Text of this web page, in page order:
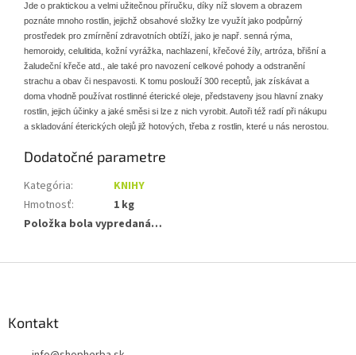
Jde o praktickou a velmi užitečnou příručku, díky níž slovem a obrazem
poznáte mnoho rostlin, jejichž obsahové složky lze využít jako podpůrný
prostředek pro zmírnění zdravotních obtíží, jako je např. senná rýma,
hemoroidy, celulitida, kožní vyrážka, nachlazení, křečové žíly, artróza, břišní a
žaludeční křeče atd., ale také pro navození celkové pohody a odstranění
strachu a obav či nespavosti. K tomu poslouží 300 receptů, jak získávat a
doma vhodně používat rostlinné éterické oleje, představeny jsou hlavní znaky
rostlin, jejich účinky a jaké směsi si lze z nich vyrobit. Autoři též radí při nákupu
a skladování éterických olejů již hotových, třeba z rostlin, které u nás nerostou.
Dodatočné parametre
Kategória:
KNIHY
Hmotnosť:
1 kg
Položka bola vypredaná…
Kontakt